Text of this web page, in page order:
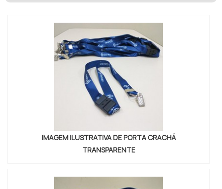
ótima qualidade com assessoria técnica
especializada.DIFERENCIAIS IMPORTANTES DE
PORTA CRACHÁ VERTICALA Paran...
IMAGEM ILUSTRATIVA DE PORTA CRACHÁ
TRANSPARENTE